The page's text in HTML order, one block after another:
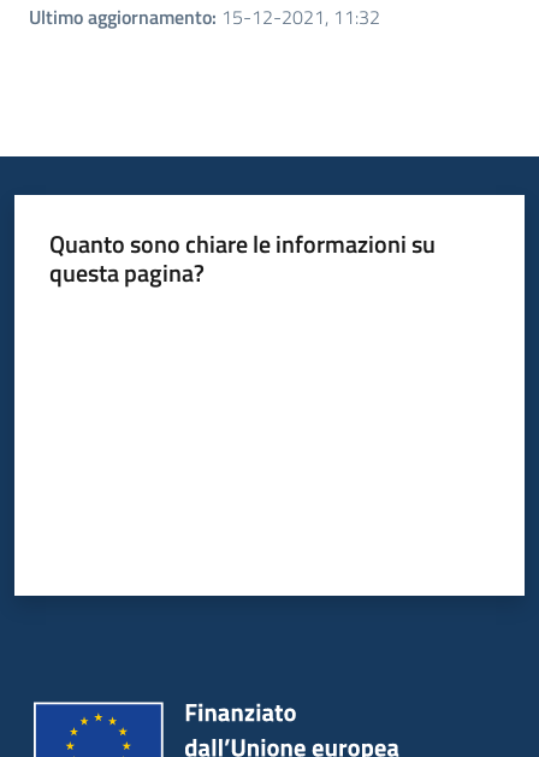
Ultimo aggiornamento: 15-12-2021, 11:32
Quanto sono chiare le informazioni su
questa pagina?